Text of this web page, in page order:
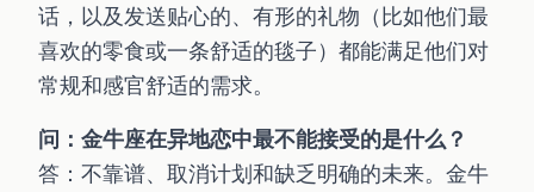
话，以及发送贴心的、有形的礼物（比如他们最
喜欢的零食或一条舒适的毯子）都能满足他们对
常规和感官舒适的需求。
问：金牛座在异地恋中最不能接受的是什么？
答：不靠谱、取消计划和缺乏明确的未来。金牛